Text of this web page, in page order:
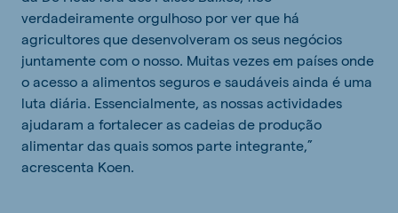
verdadeiramente orgulhoso por ver que há
agricultores que desenvolveram os seus negócios
juntamente com o nosso. Muitas vezes em países onde
o acesso a alimentos seguros e saudáveis ainda é uma
luta diária. Essencialmente, as nossas actividades
ajudaram a fortalecer as cadeias de produção
alimentar das quais somos parte integrante,”
acrescenta Koen.